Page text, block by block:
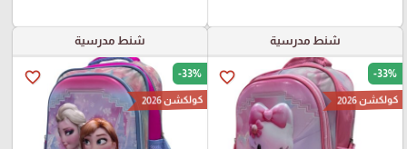
شنط مدرسية
favorite_border -33%
كولكشن 2026
شنط مدرسية
favorite_border -33%
كولكشن 2026